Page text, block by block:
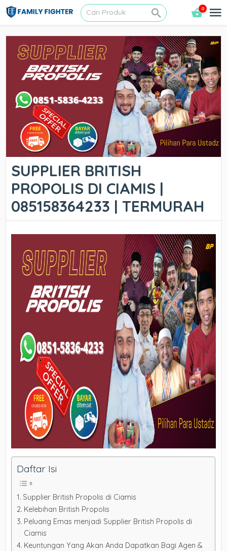
0
SUPPLIER BRITISH
PROPOLIS DI CIAMIS |
085158364233 | TERMURAH
Daftar Isi
Supplier British Propolis di Ciamis
Kelebihan British Propolis
Peluang Emas menjadi Supplier British Propolis di
Ciamis
Keuntungan Yang Akan Anda Dapatkan Bagi Agen &